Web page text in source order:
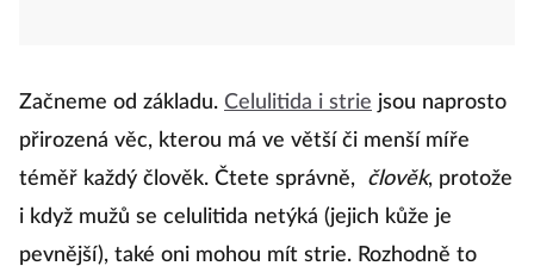
Začneme od základu. Celulitida i strie jsou naprosto
přirozená věc, kterou má ve větší či menší míře
téměř každý člověk. Čtete správně,
člověk, protože
i když mužů se celulitida netýká (jejich kůže je
pevnější), také oni mohou mít strie. Rozhodně to